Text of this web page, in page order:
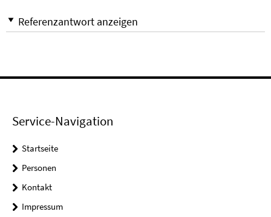
Referenzantwort anzeigen
Service-Navigation
Startseite
Personen
Kontakt
Impressum